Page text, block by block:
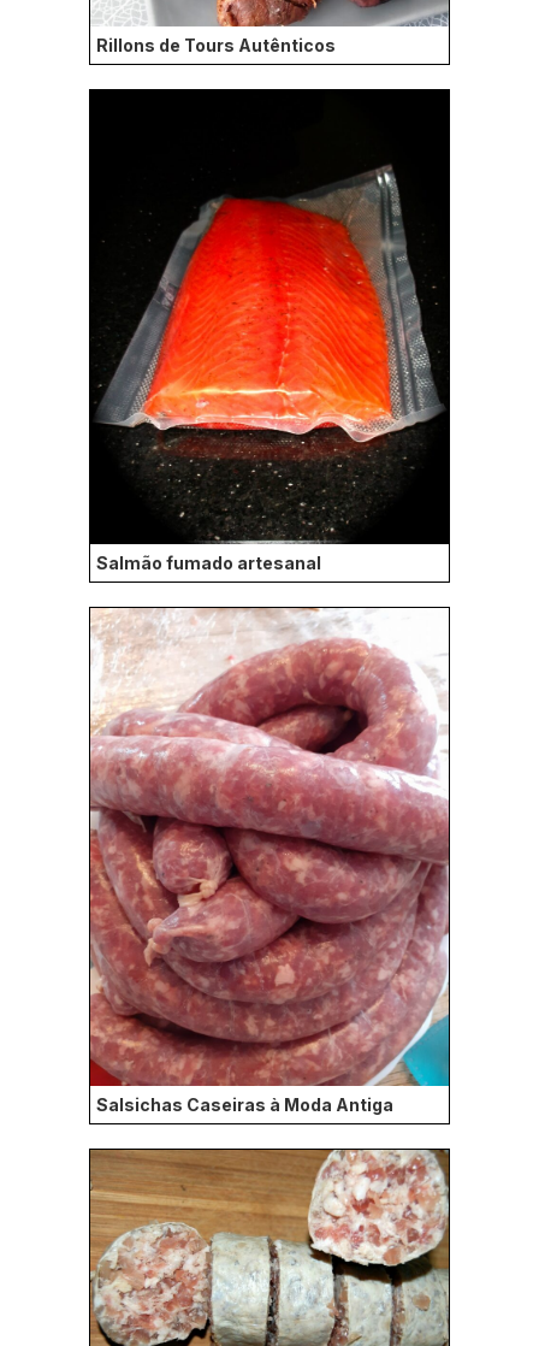
Rillons de Tours Autênticos
Salmão fumado artesanal
Salsichas Caseiras à Moda Antiga